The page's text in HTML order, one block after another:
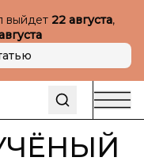
выйдет 22 августа,